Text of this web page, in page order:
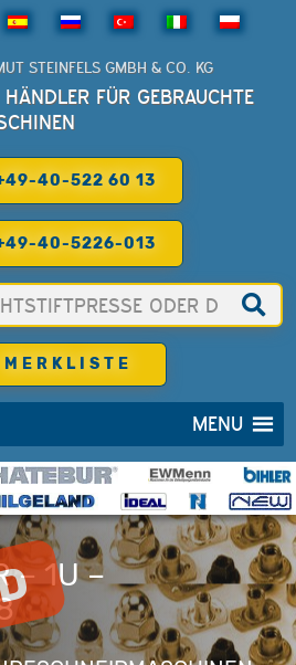
STEINFELS GMBH & CO. KG
FÜR GEBRAUCHTE
40-522 60 13
40-5226-013
MERKLISTE
MENU
– 1U –